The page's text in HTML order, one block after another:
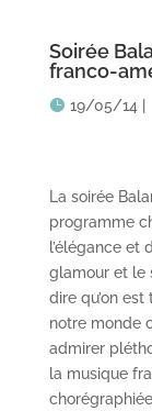
Soirée
franco-
19/05/14|
La soirée
programme
l’élégance et
glamour et le
dire qu’on
notre monde
admirer
la musique